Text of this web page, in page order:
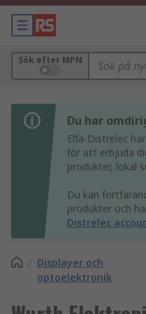
Sök efter MPN
Du har
Elfa-Distrelec
för att erbjuda
produkter, lokal
Du kan
produkter och
Distrelec
/ Displayer och
optoelektronik